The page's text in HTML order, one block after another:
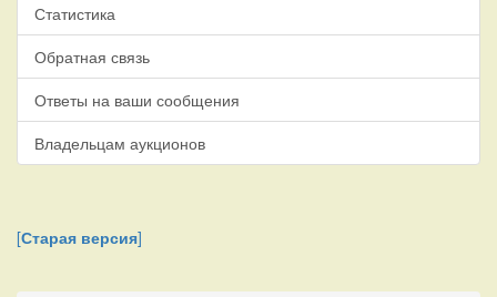
Статистика
Обратная связь
Ответы на ваши сообщения
Владельцам аукционов
[Старая версия]